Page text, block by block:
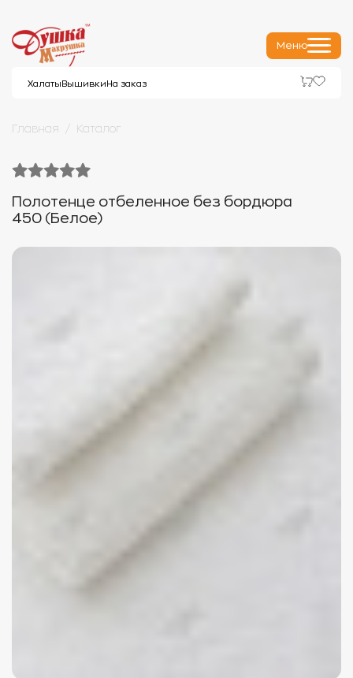
Меню
Халаты Вышивки На заказ
Главная Каталог
Полотенце отбеленное без бордюра
450 (Белое)